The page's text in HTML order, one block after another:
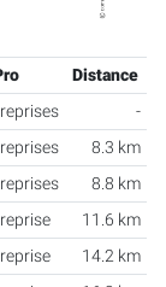
Distance
-
8.3 km
8.8 km
11.6 km
14.2 km